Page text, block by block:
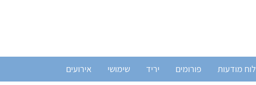
לוח מודעות פורומים יריד שימושי אירועים